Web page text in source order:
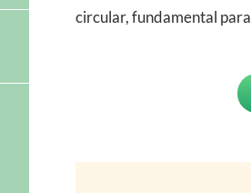
circular, fundamental